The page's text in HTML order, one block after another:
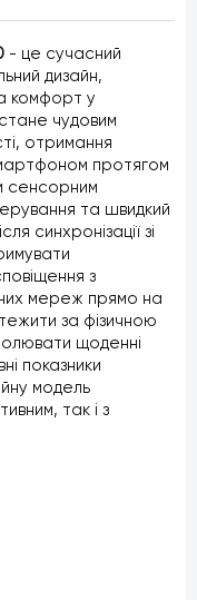
- це сучасний
дизайн,
комфорт у
чудовим
отримання
протягом
сенсорним
та швидкий
синхронізації зі
з
мереж прямо на
за фізичною
щоденні
показники
модель
так і з